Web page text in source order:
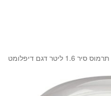
תרמוס סיר 1.6 ליטר דגם דיפלומט